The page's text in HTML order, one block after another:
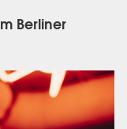
Berliner